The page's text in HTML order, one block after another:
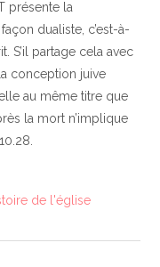
présente la
dualiste, c’est-à-
S’il partage cela avec
conception juive
au même titre que
la mort n’implique
de l'église